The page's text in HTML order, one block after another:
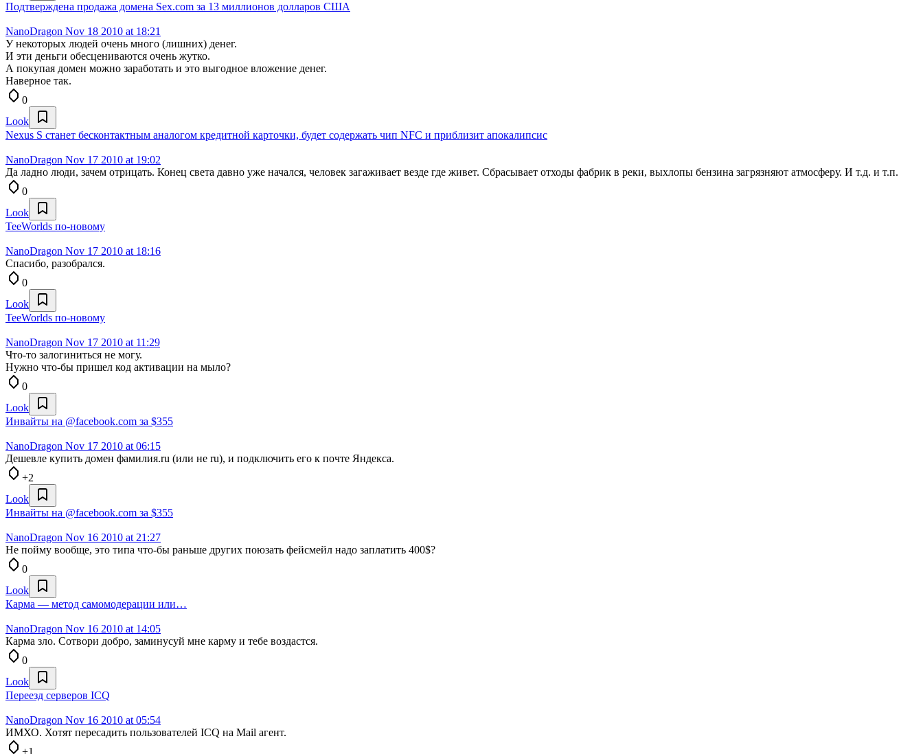
Подтверждена продажа домена Sex.com за 13 миллионов долларов США
NanoDragon Nov 18 2010 at 18:21
У некоторых людей очень много (лишних) денег.
И эти деньги обесцениваются очень жутко.
А покупая домен можно заработать и это выгодное вложение денег.
Наверное так.
0
Look
Nexus S станет бесконтактным аналогом кредитной карточки, будет содержать чип NFC и приблизит апокалипсис
NanoDragon Nov 17 2010 at 19:02
Да ладно люди, зачем отрицать. Конец света давно уже начался, человек загаживает везде где живет. Сбрасывает отходы фабрик в реки, выхлопы бензина загрязняют атмосферу. И т.д. и т.п.
0
Look
TeeWorlds по-новому
NanoDragon Nov 17 2010 at 18:16
Спасибо, разобрался.
0
Look
TeeWorlds по-новому
NanoDragon Nov 17 2010 at 11:29
Что-то залогиниться не могу.
Нужно что-бы пришел код активации на мыло?
0
Look
Инвайты на @facebook.com за $355
NanoDragon Nov 17 2010 at 06:15
Дешевле купить домен фамилия.ru (или не ru), и подключить его к почте Яндекса.
+2
Look
Инвайты на @facebook.com за $355
NanoDragon Nov 16 2010 at 21:27
Не пойму вообще, это типа что-бы раньше других поюзать фейсмейл надо заплатить 400$?
0
Look
Карма — метод самомодерации или…
NanoDragon Nov 16 2010 at 14:05
Карма зло. Сотвори добро, заминусуй мне карму и тебе воздастся.
0
Look
Переезд серверов ICQ
NanoDragon Nov 16 2010 at 05:54
ИМХО. Хотят пересадить пользователей ICQ на Mail агент.